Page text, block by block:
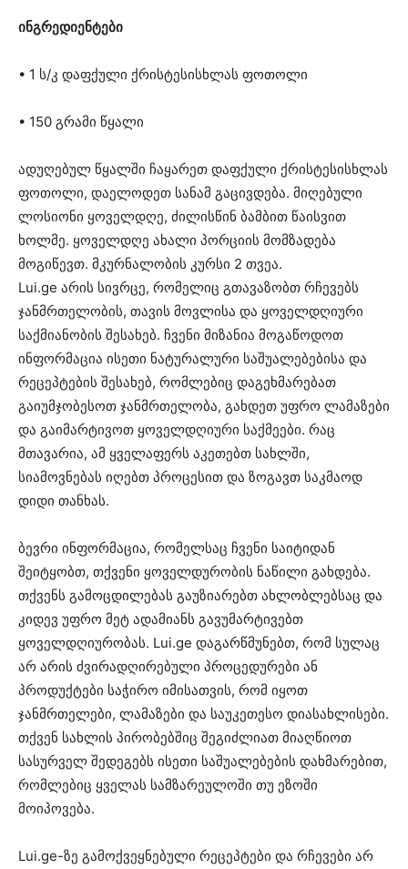
ინგრედიენტები
• 1 ს/კ დაფქული ქრისტესისხლას ფოთოლი
• 150 გრამი წყალი
ადუღებულ წყალში ჩაყარეთ დაფქული ქრისტესისხლას
ფოთოლი, დაელოდეთ სანამ გაცივდება. მიღებული
ლოსიონი ყოველდღე, ძილისწინ ბამბით წაისვით
ხოლმე. ყოველდღე ახალი პორციის მომზადება
მოგიწევთ. მკურნალობის კურსი 2 თვეა.
Lui.ge არის სივრცე, რომელიც გთავაზობთ რჩევებს
ჯანმრთელობის, თავის მოვლისა და ყოველდღიური
საქმიანობის შესახებ. ჩვენი მიზანია მოგაწოდოთ
ინფორმაცია ისეთი ნატურალური საშუალებებისა და
რეცეპტების შესახებ, რომლებიც დაგეხმარებათ
გაიუმჯობესოთ ჯანმრთელობა, გახდეთ უფრო ლამაზები
და გაიმარტივოთ ყოველდღიური საქმეები. რაც
მთავარია, ამ ყველაფერს აკეთებთ სახლში,
სიამოვნებას იღებთ პროცესით და ზოგავთ საკმაოდ
დიდი თანხას.
ბევრი ინფორმაცია, რომელსაც ჩვენი საიტიდან
შეიტყობთ, თქვენი ყოველდურობის ნაწილი გახდება.
თქვენს გამოცდილებას გაუზიარებთ ახლობლებსაც და
კიდევ უფრო მეტ ადამიანს გავუმარტივებთ
ყოველდღიურობას. Lui.ge დაგარწმუნებთ, რომ სულაც
არ არის ძვირადღირებული პროცედურები ან
პროდუქტები საჭირო იმისათვის, რომ იყოთ
ჯანმრთელები, ლამაზები და საუკეთესო დიასახლისები.
თქვენ სახლის პირობებშიც შეგიძლიათ მიაღწიოთ
სასურველ შედეგებს ისეთი საშუალებების დახმარებით,
რომლებიც ყველას სამზარეულოში თუ ეზოში
მოიპოვება.
Lui.ge-ზე გამოქვეყნებული რეცეპტები და რჩევები არ